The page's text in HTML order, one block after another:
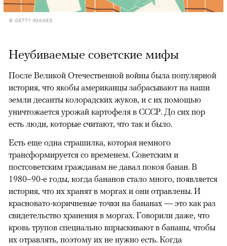
© GETTY IMAGES
Неубиваемые советские мифы
После Великой Отечественной войны была популярной
история, что якобы американцы забрасывают на наши
земли десанты колорадских жуков, и с их помощью
уничтожается урожай картофеля в СССР. До сих пор
есть люди, которые считают, что так и было.
Есть еще одна страшилка, которая немного
трансформируется со временем. Советским и
постсоветским гражданам не давал покоя банан. В
1980–90-е годы, когда бананов стало много, появляется
история, что их хранят в моргах и они отравлены. И
красновато-коричневые точки на бананах — это как раз
свидетельство хранения в моргах. Говорили даже, что
кровь трупов специально впрыскивают в бананы, чтобы
их отравлять, поэтому их не нужно есть. Когда